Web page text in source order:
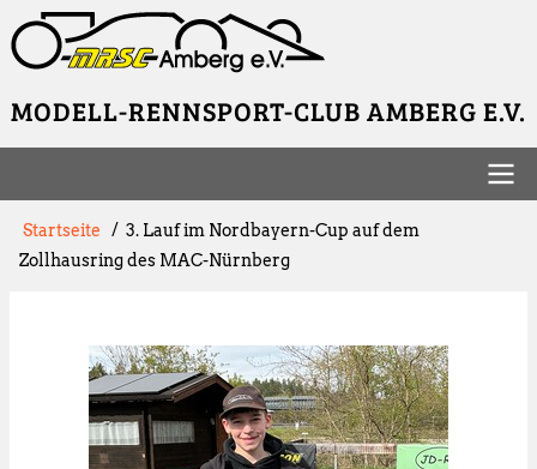
Direkt
zum
MODELL-RENNSPORT-CLUB AMBERG E.V.
Hauptnavigation
Pfadnavigation
Startseite
3. Lauf im Nordbayern-Cup auf dem
Zollhausring des MAC-Nürnberg